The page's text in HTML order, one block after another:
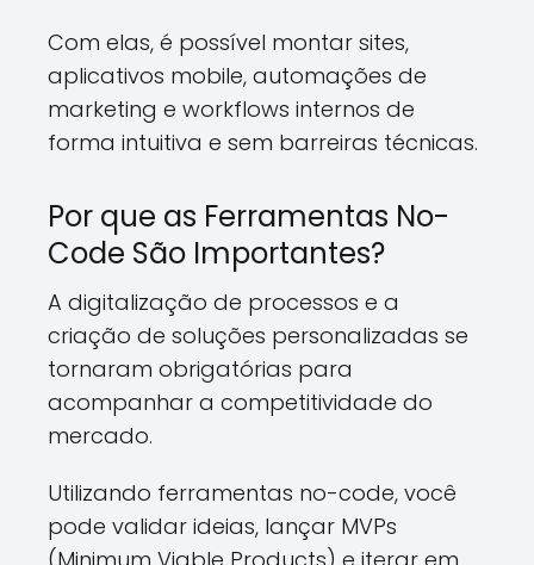
Com elas, é possível montar sites,
aplicativos mobile, automações de
marketing e workflows internos de
forma intuitiva e sem barreiras técnicas.
Por que as Ferramentas No-
Code São Importantes?
A digitalização de processos e a
criação de soluções personalizadas se
tornaram obrigatórias para
acompanhar a competitividade do
mercado.
Utilizando ferramentas no-code, você
pode validar ideias, lançar MVPs